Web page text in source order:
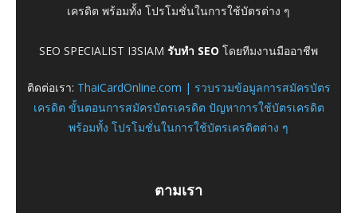
เครดิต พร้อมทั้ง โปรโมชั่นในการใช้บัตรต่าง ๆ
SEO SPECIALIST I3SIAM รับทำ SEO โดยทีมงานมืออาชีพ
ติดต่อเรา: ThaiCardOnline.com | รวบรวมข้อมูลการสมัครบัตร
เครดิต ขั้นตอนการสมัครบัตรเครดิต ปัญหาการใช้บัตรเครดิต
พร้อมทั้ง โปรโมชั่นในการใช้บัตรเครดิตต่าง ๆ
ตามเรา